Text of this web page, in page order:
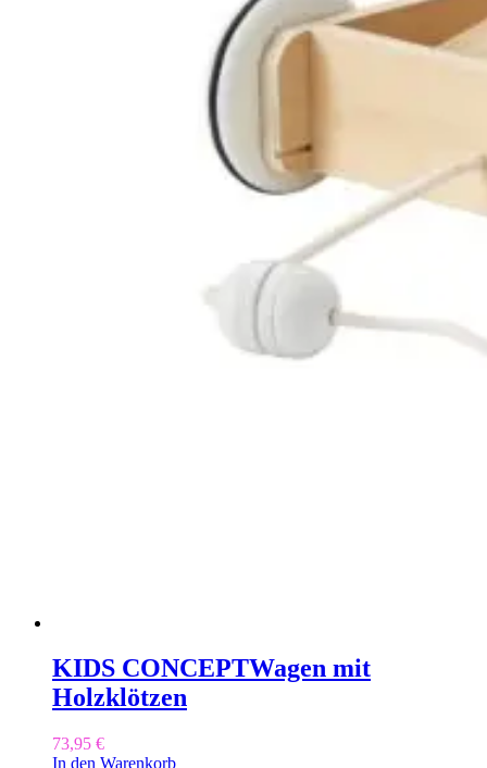
KIDS CONCEPTWagen mit
Holzklötzen
73,95 €
In den Warenkorb